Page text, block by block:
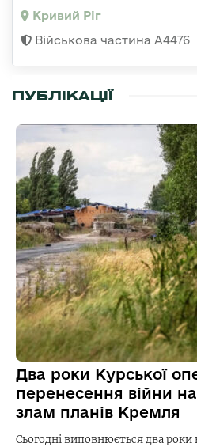
Кривий Ріг
Військова частина А4476
ПУБЛІКАЦІЇ
Два роки Курської
перенесення війни
злам планів Кремля
Сьогодні виповнюється два роки